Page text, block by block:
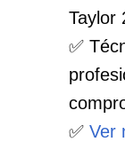
Taylor
✅
✅ Ver